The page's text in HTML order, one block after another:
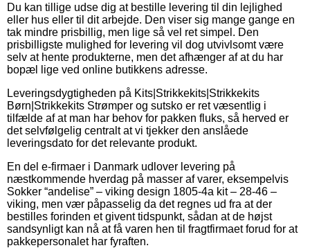
Du kan tillige udse dig at bestille levering til din lejlighed
eller hus eller til dit arbejde. Den viser sig mange gange en
tak mindre prisbillig, men lige så vel ret simpel. Den
prisbilligste mulighed for levering vil dog utvivlsomt være
selv at hente produkterne, men det afhænger af at du har
bopæl lige ved online butikkens adresse.
Leveringsdygtigheden på Kits|Strikkekits|Strikkekits
Børn|Strikkekits Strømper og sutsko er ret væsentlig i
tilfælde af at man har behov for pakken fluks, så herved er
det selvfølgelig centralt at vi tjekker den anslåede
leveringsdato for det relevante produkt.
En del e-firmaer i Danmark udlover levering på
næstkommende hverdag på masser af varer, eksempelvis
Sokker “andelise” – viking design 1805-4a kit – 28-46 –
viking, men vær påpasselig da det regnes ud fra at der
bestilles forinden et givent tidspunkt, sådan at de højst
sandsynligt kan nå at få varen hen til fragtfirmaet forud for at
pakkepersonalet har fyraften.